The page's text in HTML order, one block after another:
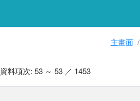
主畫面
資料項次: 53 ～ 53 ／ 1453